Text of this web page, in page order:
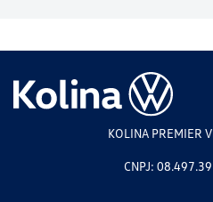
KOLINA PREMIER
CNPJ: